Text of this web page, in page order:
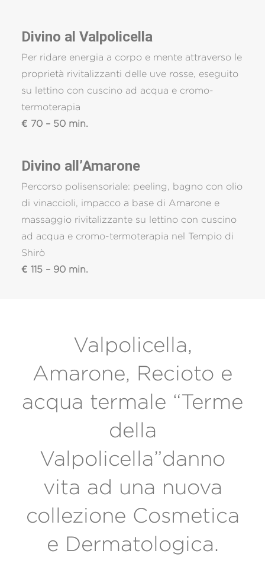
Divino al Valpolicella
Per ridare energia a corpo e mente attraverso le
proprietà rivitalizzanti delle uve rosse, eseguito
su lettino con cuscino ad acqua e cromo-
termoterapia
€ 70 – 50 min.
Divino all’Amarone
Percorso polisensoriale: peeling, bagno con olio
di vinaccioli, impacco a base di Amarone e
massaggio rivitalizzante su lettino con cuscino
ad acqua e cromo-termoterapia nel Tempio di
Shirò
€ 115 – 90 min.
Valpolicella,
Amarone, Recioto e
acqua termale “Terme
della
Valpolicella”danno
vita ad una nuova
collezione Cosmetica
e Dermatologica.